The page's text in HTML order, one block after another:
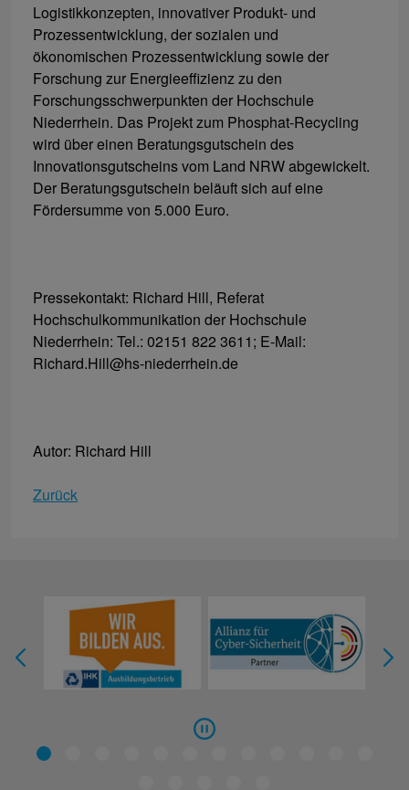
Logistikkonzepten, innovativer Produkt- und
Prozessentwicklung, der sozialen und
ökonomischen Prozessentwicklung sowie der
Forschung zur Energieeffizienz zu den
Forschungsschwerpunkten der Hochschule
Niederrhein. Das Projekt zum Phosphat-Recycling
wird über einen Beratungsgutschein des
Innovationsgutscheins vom Land NRW abgewickelt.
Der Beratungsgutschein beläuft sich auf eine
Fördersumme von 5.000 Euro.
Pressekontakt: Richard Hill, Referat
Hochschulkommunikation der Hochschule
Niederrhein: Tel.: 02151 822 3611; E-Mail:
Richard.Hill@hs-niederrhein.de
Autor: Richard Hill
Zurück